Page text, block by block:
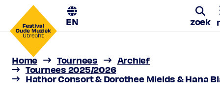
EN zoek
Hathor Consort &
Dorothee Mields &
Hana Blažíková
Home Tournees
Archief
Tournees 2025/2026
Hathor Consort & Dorothee Mields & Hana